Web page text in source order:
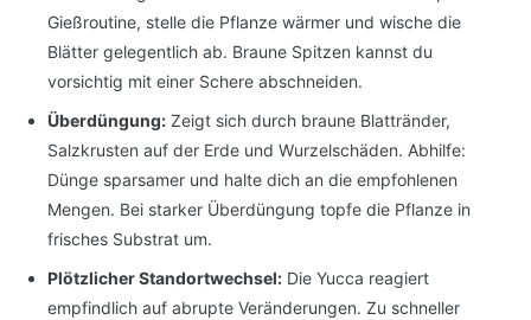
Gießroutine, stelle die Pflanze wärmer und wische die
Blätter gelegentlich ab. Braune Spitzen kannst du
vorsichtig mit einer Schere abschneiden.
Überdüngung: Zeigt sich durch braune Blattränder,
Salzkrusten auf der Erde und Wurzelschäden. Abhilfe:
Dünge sparsamer und halte dich an die empfohlenen
Mengen. Bei starker Überdüngung topfe die Pflanze in
frisches Substrat um.
Plötzlicher Standortwechsel: Die Yucca reagiert
empfindlich auf abrupte Veränderungen. Zu schneller